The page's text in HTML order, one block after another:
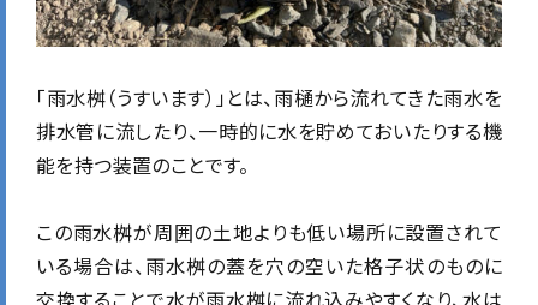
「雨水桝（うすいます）」とは、雨樋から流れてきた雨水を
排水管に流したり、一時的に水を貯めておいたりする機
能を持つ装置のことです。
この雨水桝が周囲の土地よりも低い場所に設置されて
いる場合は、雨水桝の蓋を穴の空いた格子状のものに